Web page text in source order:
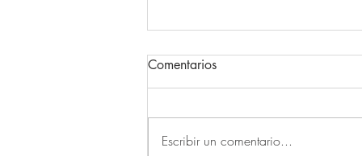
ALAS DE HIERRO
Comentarios
Escribir un comentario...